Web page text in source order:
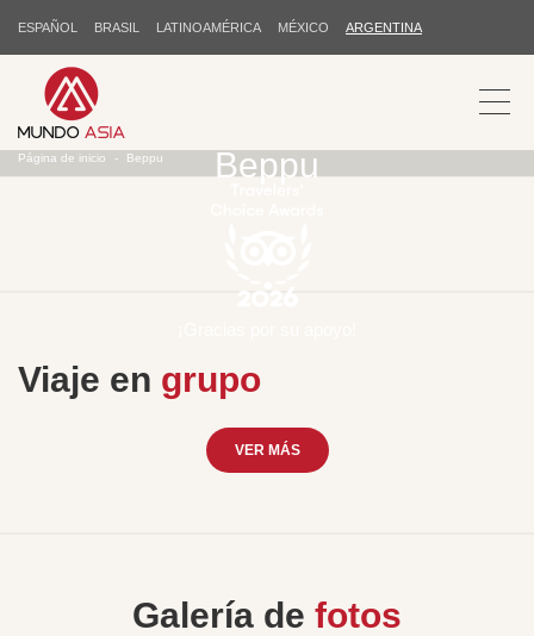
ESPAÑOL BRASIL LATINOAMÉRICA MÉXICO ARGENTINA
Beppu
Página de inicio Beppu
Viaje en grupo
VER MÁS
Galería de fotos